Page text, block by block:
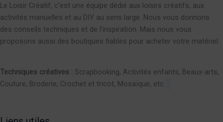
Le Loisir Créatif, c’est une équipe dédié aux loisirs créatifs, aux
activités manuelles et au DIY au sens large. Nous vous donnons
des conseils techniques et de l’inspiration. Mais nous vous
proposons aussi des boutiques fiables pour acheter votre matériel.
Techniques créatives : Scrapbooking, Activités enfants, Beaux-arts,
Couture, Broderie, Crochet et tricot, Mosaïque, etc.